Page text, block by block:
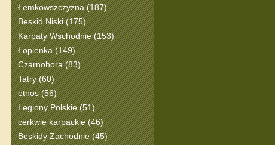
Łemkowszczyzna (187)
Beskid Niski (175)
Karpaty Wschodnie (153)
Łopienka (149)
Czarnohora (83)
Tatry (60)
etnos (56)
Legiony Polskie (51)
cerkwie karpackie (46)
Beskidy Zachodnie (45)